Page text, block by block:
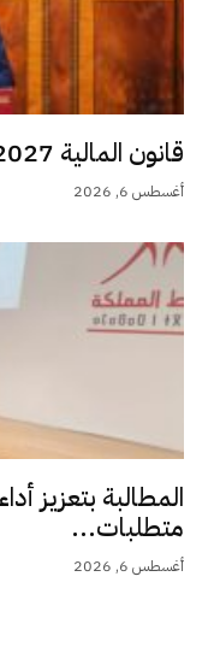
قانون المالية 2027: أخنوش يبقي على دعم...
أغسطس 6, 2026
المطالبة بتعزيز
متطلبات...
أغسطس 6, 2026